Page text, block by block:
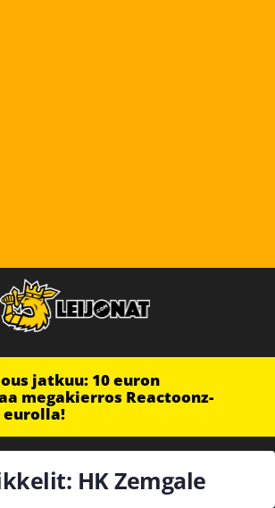
jatkuu: 10 euron
megakierros Reactoonz-
eurolla!
HK Zemgale